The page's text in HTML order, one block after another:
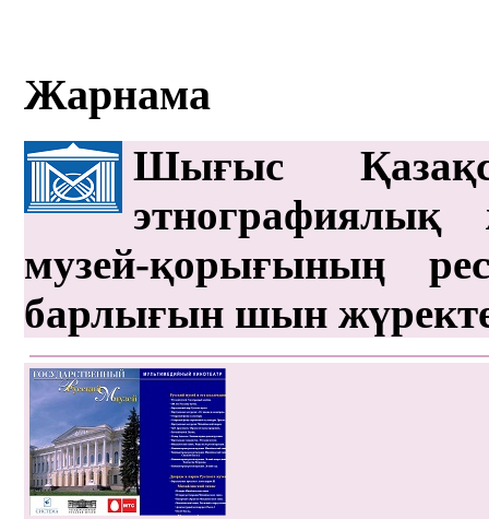
Жарнама
Шығыс
этнографиялық
музей-қорығының
барлығын шын